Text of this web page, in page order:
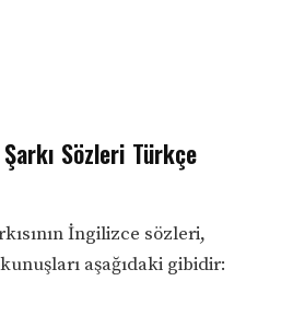
Sözleri Türkçe
İngilizce sözleri,
aşağıdaki gibidir: